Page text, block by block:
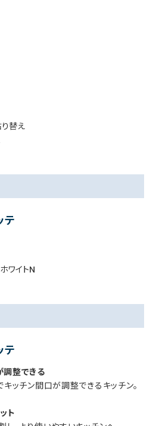
り替え
テ
ワイトN
テ
整できる
ッチン間口が調整できるキッチン。
ト